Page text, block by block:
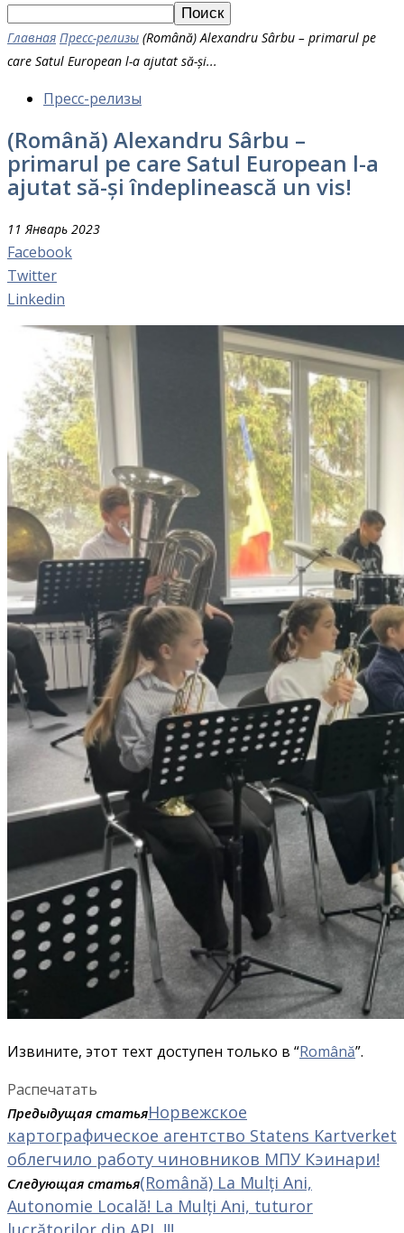
Главная Пресс-релизы (Română) Alexandru Sârbu – primarul pe
care Satul European l-a ajutat să-și...
Пресс-релизы
(Română) Alexandru Sârbu –
primarul pe care Satul European l-a
ajutat să-și îndeplinească un vis!
11 Январь 2023
Facebook
Twitter
Linkedin
Извините, этот техт доступен только в “Română”.
Распечатать
Предыдущая статьяНорвежское
картографическое агентство Statens Kartverket
облегчило работу чиновников МПУ Кэинари!
Следующая статья(Română) La Mulți Ani,
Autonomie Locală! La Mulți Ani, tuturor